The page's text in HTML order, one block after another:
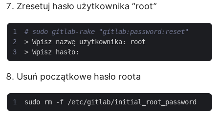
Zresetuj hasło użytkownika “root”
# sudo gitlab-rake "gitlab:password:reset"
Usuń początkowe hasło roota